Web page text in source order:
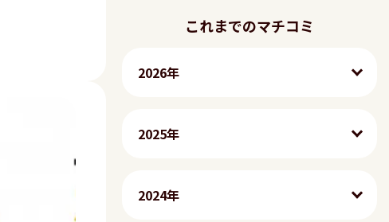
これまでのマチコミ
2026年
2025年
2024年